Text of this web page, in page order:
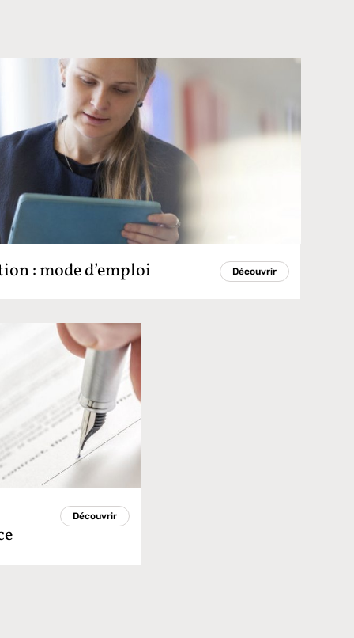
: mode d’emploi Découvrir
Découvrir